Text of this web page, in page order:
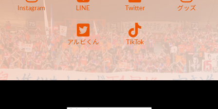
Instagram LINE Twitter グッズ
アルビくん TikTok